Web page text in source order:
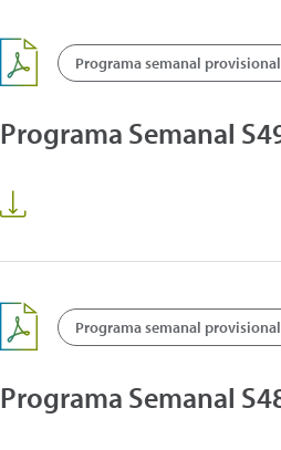
Programa semanal
Programa Semanal
Programa semanal
Programa Semanal